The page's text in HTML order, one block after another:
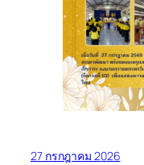
27 กรกฎาคม 2026